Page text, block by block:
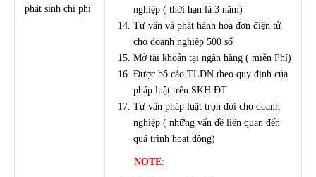
phát sinh chi phí
nghiệp ( thời hạn là 3 năm)
Tư vấn và phát hành hóa đơn điện tử
cho doanh nghiệp 500 số
Mở tài khoản tại ngân hàng ( miễn Phí)
Được bố cáo TLDN theo quy định của
pháp luật trên SKH ĐT
Tư vấn pháp luật trọn đời cho doanh
nghiệp ( những vấn đề liên quan đến
quá trình hoạt động)
NOTE: